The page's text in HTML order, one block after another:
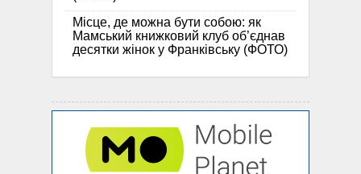
Місце, де можна бути собою: як
Мамський книжковий клуб об’єднав
десятки жінок у Франківську (ФОТО)